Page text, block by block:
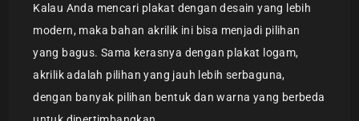
Kalau Anda mencari plakat dengan desain yang lebih
modern, maka bahan akrilik ini bisa menjadi pilihan
yang bagus. Sama kerasnya dengan plakat logam,
akrilik adalah pilihan yang jauh lebih serbaguna,
dengan banyak pilihan bentuk dan warna yang berbeda